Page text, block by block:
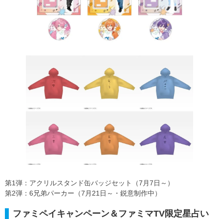
第1弾：アクリルスタンド缶バッジセット（7月7日～）
第2弾：6兄弟パーカー（7月21日～・鋭意制作中）
ファミペイキャンペーン＆ファミマTV限定星占い